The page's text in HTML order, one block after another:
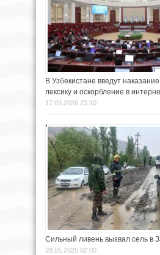
В Узбекистане введут
лексику и оскорбление в
17.03.2026 23:10
Сильный ливень вызвал сель в
28.05.2025 02:00